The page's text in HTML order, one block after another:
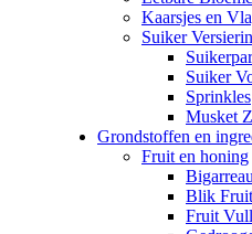
Kaarsjes en
Suiker
Suiker
Sprinkles
Musket
Grondstoffen en
Fruit en honing
Blik Fruit
Fruit